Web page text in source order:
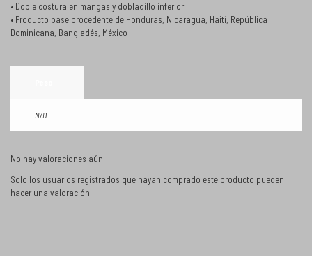
• Doble costura en mangas y dobladillo inferior
• Producto base procedente de Honduras, Nicaragua, Haití, República
Dominicana, Bangladés, México
N/D
No hay valoraciones aún.
Solo los usuarios registrados que hayan comprado este producto pueden
hacer una valoración.